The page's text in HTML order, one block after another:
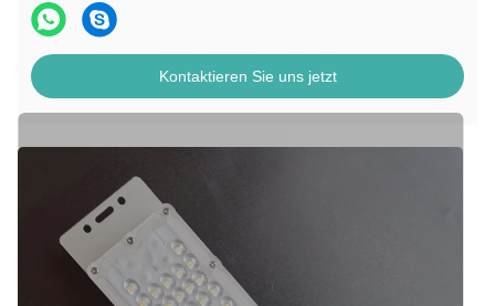
Kontaktieren Sie uns jetzt